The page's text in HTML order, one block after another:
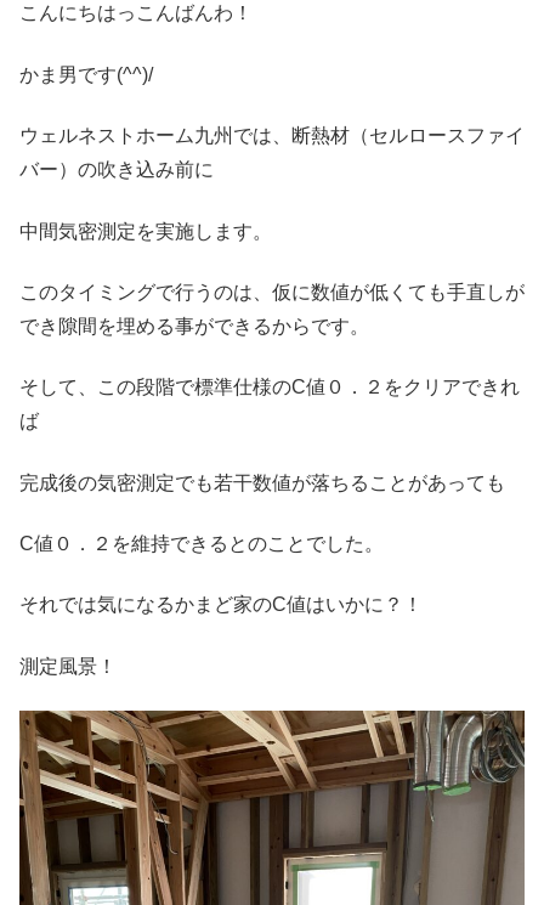
こんにちはっこんばんわ！
かま男です(^^)/
ウェルネストホーム九州では、断熱材（セルロースファイ
バー）の吹き込み前に
中間気密測定を実施します。
このタイミングで行うのは、仮に数値が低くても手直しが
でき隙間を埋める事ができるからです。
そして、この段階で標準仕様のC値０．２をクリアできれ
ば
完成後の気密測定でも若干数値が落ちることがあっても
C値０．２を維持できるとのことでした。
それでは気になるかまど家のC値はいかに？！
測定風景！